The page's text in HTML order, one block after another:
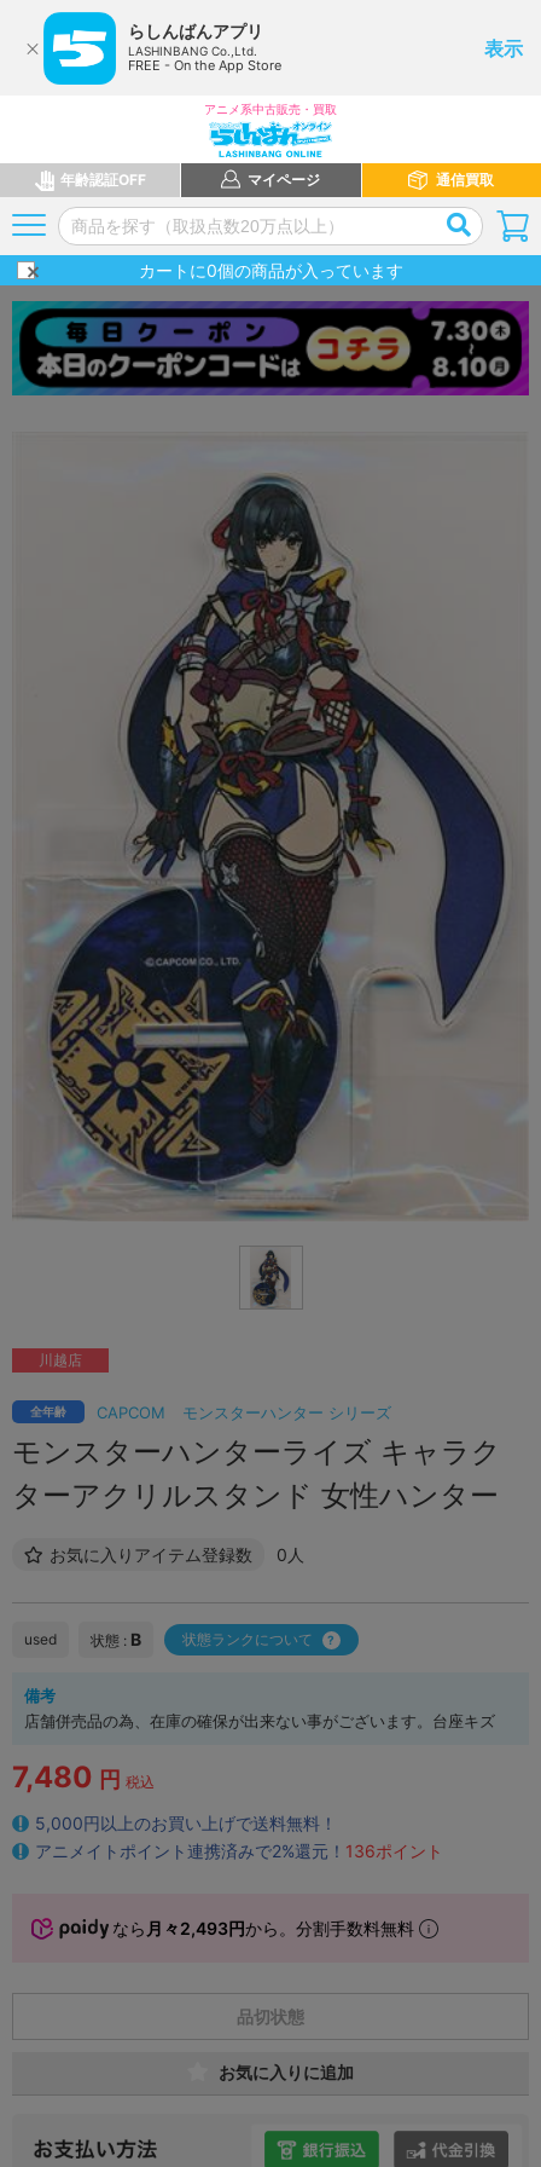
らしんばんアプリ
LASHINBANG Co.,Ltd.
FREE - On the App Store
表示
アニメ系中古販売・買取
年齢認証OFF マイページ 通信買取
カートに0個の商品が入っています
CAPCOM モンスターハンター シリーズ
全年齢
モンスターハンターライズ キャラク
ターアクリルスタンド 女性ハンター
お気に入りアイテム登録数 0人
川越店
used 状態 : B 状態ランクについて
備考
店舗併売品の為、在庫の確保が出来ない事がございます。台座キズ
7,480 円 税込
5,000円以上のお買い上げで送料無料！
アニメイトポイント連携済みで2%還元！ 136ポイント
なら 月々2,493円から。分割手数料無料
品切状態
お気に入りに追加